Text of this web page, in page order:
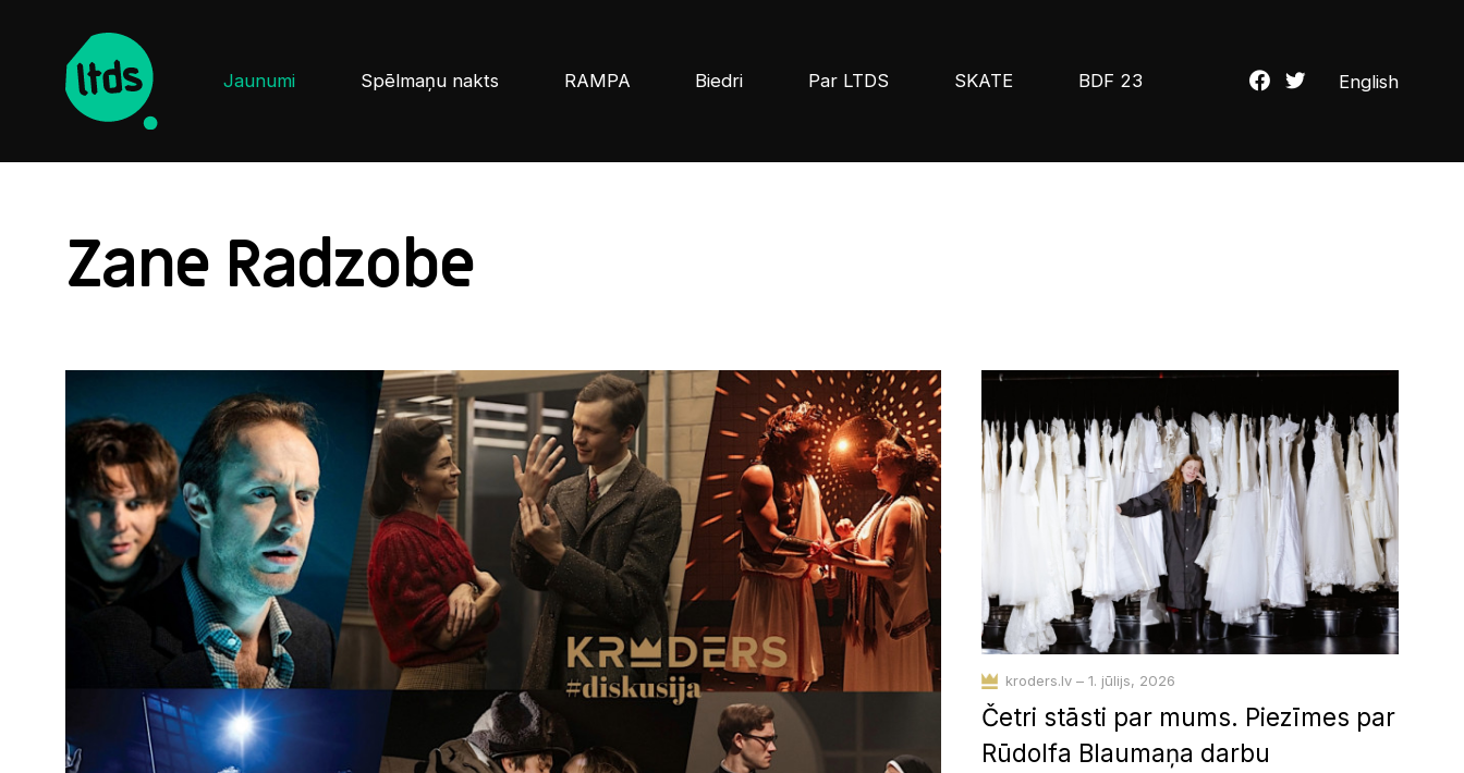
Jaunumi Spēlmaņu nakts RAMPA Biedri Par LTDS SKATE BDF 23 English
Zane Radzobe
kroders.lv – 1. jūlijs, 2026
Četri stāsti par mums. Piezīmes par
Rūdolfa Blaumaņa darbu